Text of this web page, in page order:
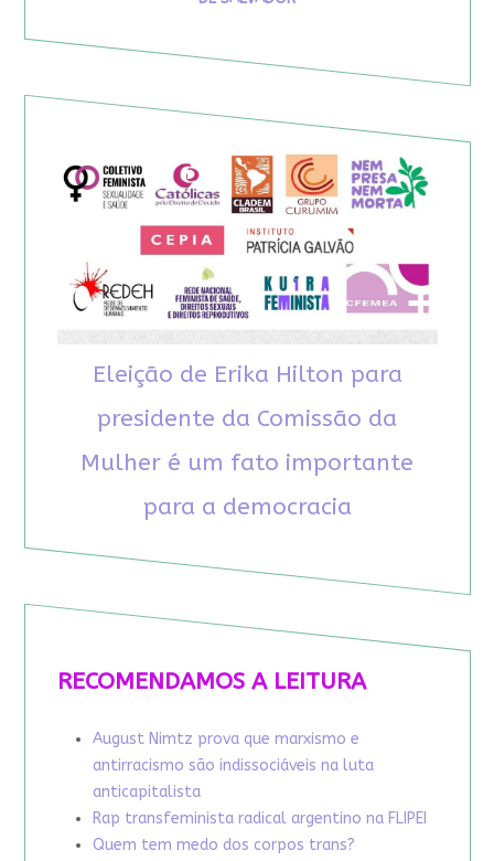
Eleição de Erika Hilton para
presidente da Comissão da
Mulher é um fato importante
para a democracia
RECOMENDAMOS A LEITURA
August Nimtz prova que marxismo e
antirracismo são indissociáveis na luta
anticapitalista
Rap transfeminista radical argentino na FLIPEI
Quem tem medo dos corpos trans?